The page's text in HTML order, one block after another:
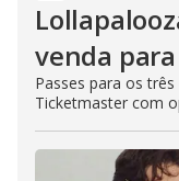
venda
Passes para os
Ticketmaster com